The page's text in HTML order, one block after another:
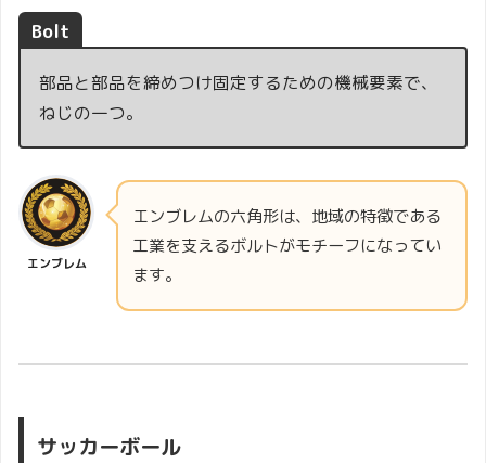
Bolt
部品と部品を締めつけ固定するための機械要素で、
ねじの一つ。
エンブレム
エンブレムの六角形は、地域の特徴である
工業を支えるボルトがモチーフになってい
ます。
サッカーボール